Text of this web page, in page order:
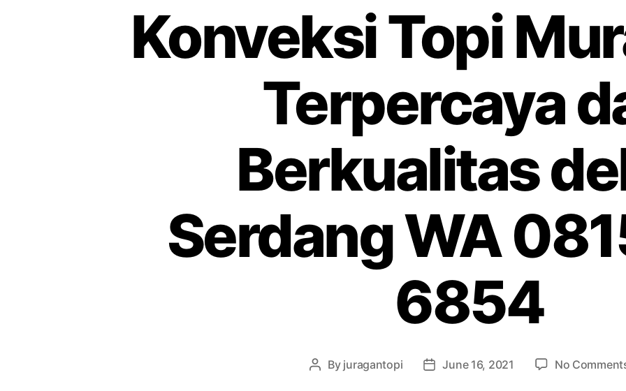
Konveksi Topi
Terpercaya
Berkualitas
Serdang WA
6854
Post
By juragantopi
PostJune 16, 2021 No